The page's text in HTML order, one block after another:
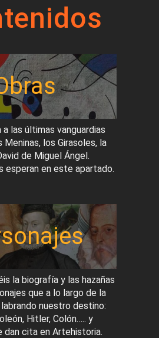
las últimas vanguardias
Meninas, los Girasoles, la
de Miguel Ángel.
esperan en este apartado.
la biografía y las hazañas
que a lo largo de la
nuestro destino:
Hitler, Colón….. y
cita en Artehistoria.